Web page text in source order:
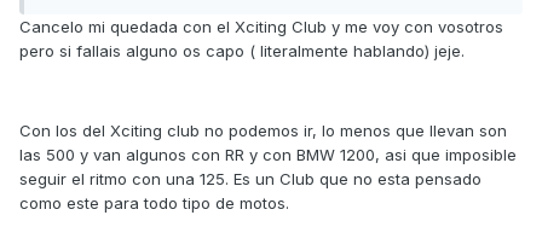
Cancelo mi quedada con el Xciting Club y me voy con vosotros
pero si fallais alguno os capo ( literalmente hablando) jeje.
Con los del Xciting club no podemos ir, lo menos que llevan son
las 500 y van algunos con RR y con BMW 1200, asi que imposible
seguir el ritmo con una 125. Es un Club que no esta pensado
como este para todo tipo de motos.